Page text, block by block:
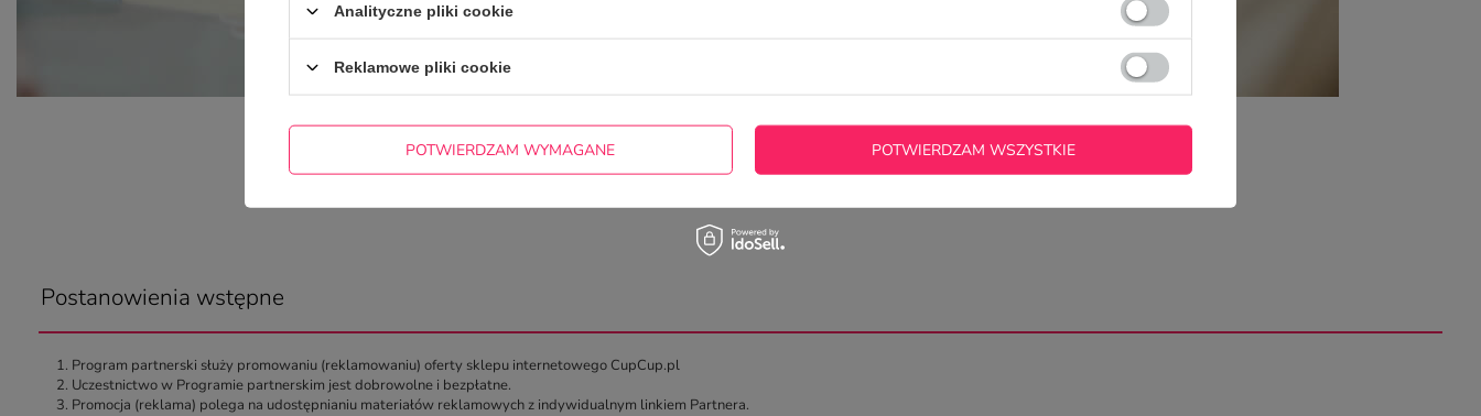
Postanowienia wstępne
Program partnerski służy promowaniu (reklamowaniu) oferty sklepu internetowego CupCup.pl
Uczestnictwo w Programie partnerskim jest dobrowolne i bezpłatne.
Promocja (reklama) polega na udostępnianiu materiałów reklamowych z indywidualnym linkiem Partnera.
Analityczne pliki cookie
Reklamowe pliki cookie
POTWIERDZAM WYMAGANE POTWIERDZAM WSZYSTKIE